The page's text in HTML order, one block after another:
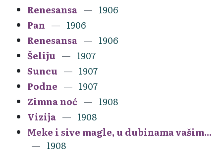
Renesansa
1906
Pan
1906
Renesansa
1906
Šeliju
1907
Suncu
1907
Podne
1907
Zimna noć
1908
Vizija
1908
Meke i sive magle, u dubinama vašim...
1908